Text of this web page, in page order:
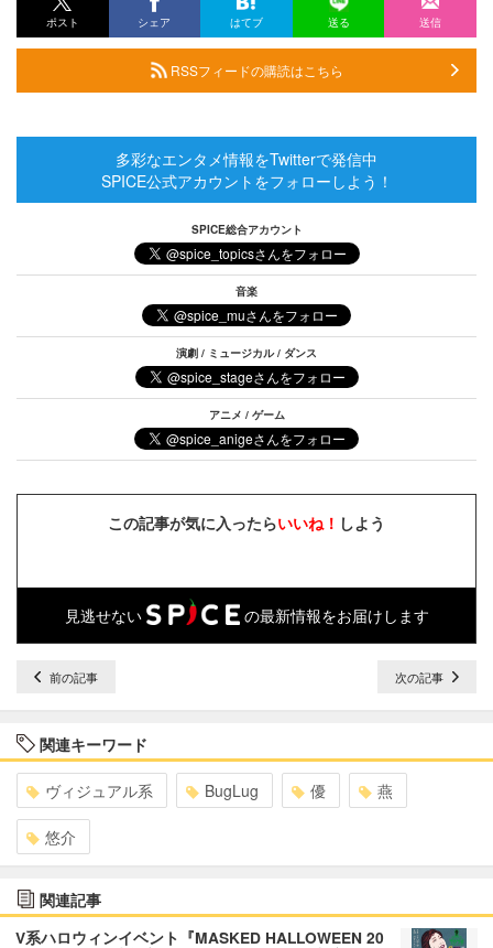
ポスト シェア はてブ 送る 送信
RSSフィードの購読はこちら
多彩なエンタメ情報をTwitterで発信中
SPICE公式アカウントをフォローしよう！
SPICE総合アカウント
音楽
演劇 / ミュージカル / ダンス
アニメ / ゲーム
この記事が気に入ったらいいね！ しよう
見逃せない の最新情報をお届けします
前の記事 次の記事
関連キーワード
ヴィジュアル系 BugLug 優 燕
悠介
関連記事
V系ハロウィンイベント『MASKED HALLOWEEN 20